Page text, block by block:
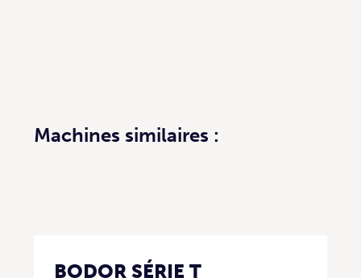
Machines similaires :
BODOR SÉRIE T